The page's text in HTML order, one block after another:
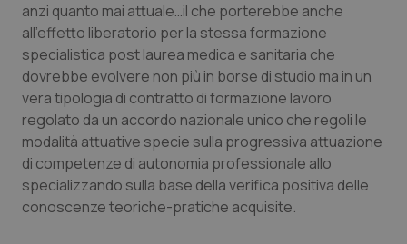
Quotidiano Cardiologia
Quotidiano Chirurgia
Quotidiano Oncologia
Quotidiano Pediatria
Rene & patologie urogenitali
anzi quanto mai attuale…il che porterebbe anche
all’effetto liberatorio per la stessa formazione
specialistica post laurea medica e sanitaria che
dovrebbe evolvere non più in borse di studio ma in un
vera tipologia di contratto di formazione lavoro
regolato da un accordo nazionale unico che regoli le
modalità attuative specie sulla progressiva attuazione
di competenze di autonomia professionale allo
specializzando sulla base della verifica positiva delle
conoscenze teoriche-pratiche acquisite.